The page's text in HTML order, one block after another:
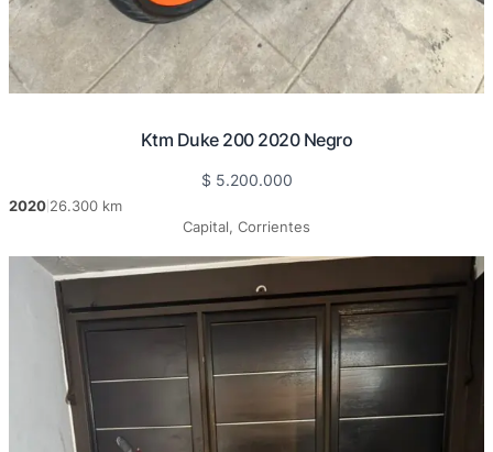
Ktm Duke 200 2020 Negro
$ 5.200.000
2020 26.300 km
Capital, Corrientes